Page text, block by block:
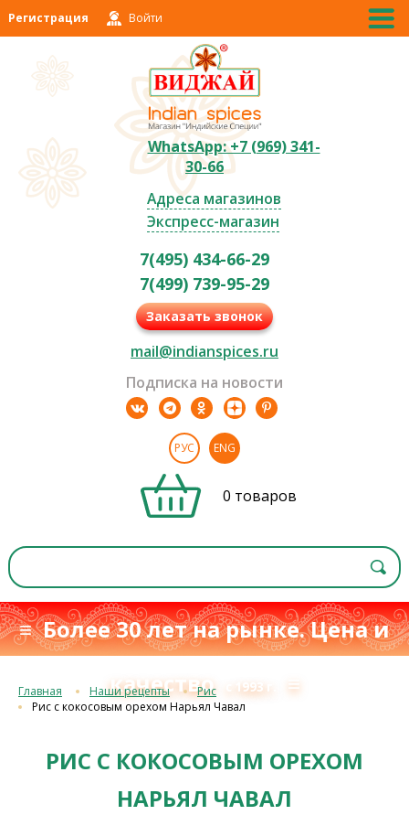
Регистрация Войти
WhatsApp: +7 (969) 341-
30-66
Адреса магазинов
Экспресс-магазин
7(495) 434-66-29
7(499) 739-95-29
Заказать звонок
mail@indianspices.ru
Подписка на новости
РУС ENG
0 товаров
≡ Более 30 лет на рынке. Цена и
качество
с 1993 г. ≡
Главная Наши рецепты
Рис
Рис с кокосовым орехом Нарьял Чавал
РИС С КОКОСОВЫМ ОРЕХОМ
НАРЬЯЛ ЧАВАЛ